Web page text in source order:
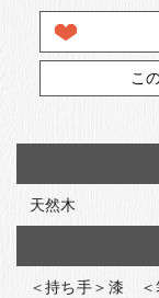
こ
天然木
＜持ち手＞漆 ＜